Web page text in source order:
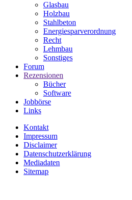
Glasbau
Holzbau
Stahlbeton
Energiesparverordnung
Recht
Lehmbau
Sonstiges
Forum
Rezensionen
Bücher
Software
Jobbörse
Links
Kontakt
Impressum
Disclaimer
Datenschutzerklärung
Mediadaten
Sitemap